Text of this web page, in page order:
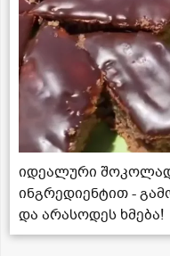
იდეალური
ინგრედიენტით -
და არასოდეს ხმება!